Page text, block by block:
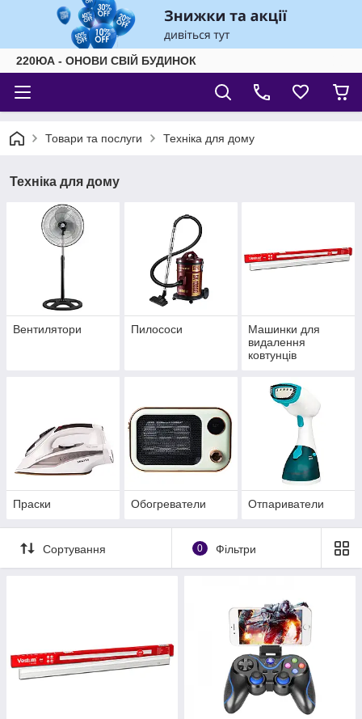
220ЮА - ОНОВИ СВІЙ БУДИНОК
Товари та послуги Техніка для дому
Техніка для дому
Вентилятори Пилососи
Машинки для
видалення
ковтунців
Праски Обогреватели Отпариватели
Сортування 0 Фільтри